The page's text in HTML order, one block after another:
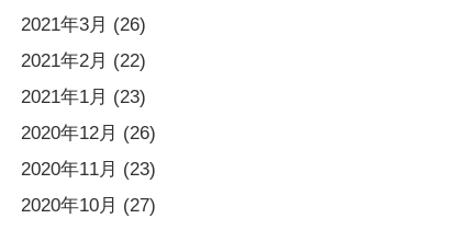
2021年3月 (26)
2021年2月 (22)
2021年1月 (23)
2020年12月 (26)
2020年11月 (23)
2020年10月 (27)